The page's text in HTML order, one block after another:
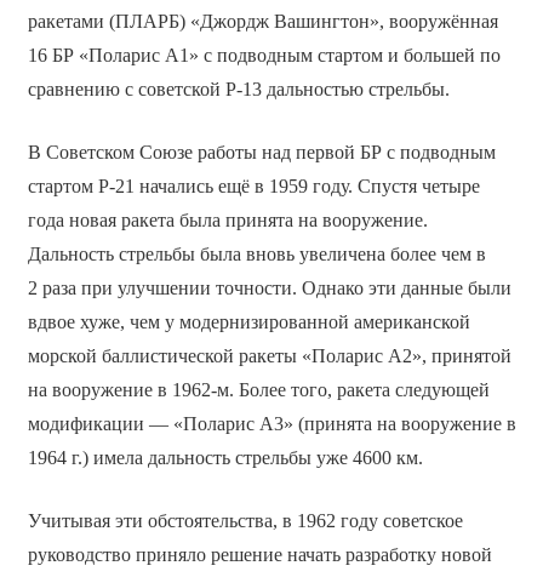
ракетами (ПЛАРБ) «Джордж Вашингтон», вооружённая
16 БР «Поларис А1» с подводным стартом и большей по
сравнению с советской Р-13 дальностью стрельбы.
В Советском Союзе работы над первой БР с подводным
стартом Р-21 начались ещё в 1959 году. Спустя четыре
года новая ракета была принята на вооружение.
Дальность стрельбы была вновь увеличена более чем в
2 раза при улучшении точности. Однако эти данные были
вдвое хуже, чем у модернизированной американской
морской баллистической ракеты «Поларис А2», принятой
на вооружение в 1962-м. Более того, ракета следующей
модификации — «Поларис А3» (принята на вооружение в
1964 г.) имела дальность стрельбы уже 4600 км.
Учитывая эти обстоятельства, в 1962 году советское
руководство приняло решение начать разработку новой